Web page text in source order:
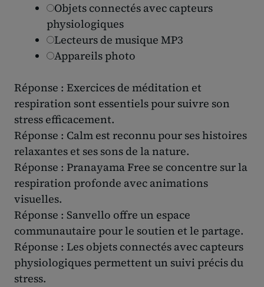
Objets connectés avec capteurs
physiologiques
Lecteurs de musique MP3
Appareils photo
Réponse : Exercices de méditation et
respiration sont essentiels pour suivre son
stress efficacement.
Réponse : Calm est reconnu pour ses histoires
relaxantes et ses sons de la nature.
Réponse : Pranayama Free se concentre sur la
respiration profonde avec animations
visuelles.
Réponse : Sanvello offre un espace
communautaire pour le soutien et le partage.
Réponse : Les objets connectés avec capteurs
physiologiques permettent un suivi précis du
stress.